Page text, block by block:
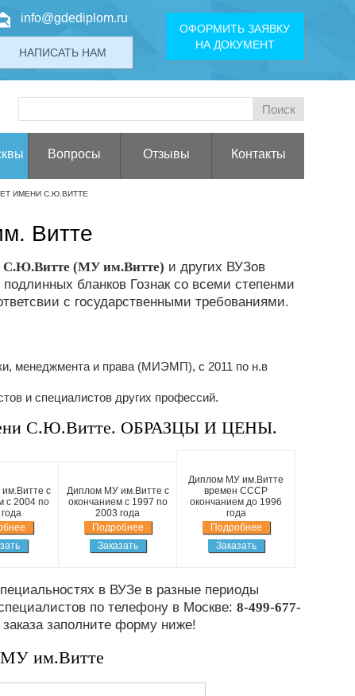
info@gdediplom.ru
НАПИСАТЬ НАМ
ОФОРМИТЬ ЗАЯВКУ
НА ДОКУМЕНТ
Вопросы Отзывы Контакты
ИМЕНИ С.Ю.ВИТТЕ
Витте
С.Ю.Витте (МУ им.Витте) и других ВУЗов
бланков Гознак со всеми степенми
с государственными требованиями.
менеджмента и права (МИЭМП), с 2011 по н.в
и специалистов других профессий.
С.Ю.Витте. ОБРАЗЦЫ И ЦЕНЫ.
с
с 2004 по
Диплом МУ им.Витте с
окончанием с 1997 по
2003 года
Подробнее
Заказать
Диплом МУ им.Витте
времен СССР
окончанием до 1996
года
Подробнее
Заказать
в ВУЗе в разные периоды
по телефону в Москве: 8-499-677-
заполните форму ниже!
МУ им.Витте